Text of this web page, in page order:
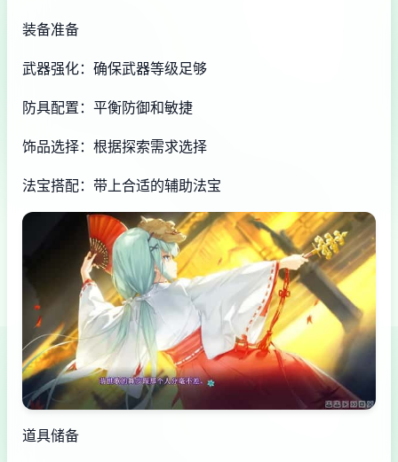
装备准备
武器强化：确保武器等级足够
防具配置：平衡防御和敏捷
饰品选择：根据探索需求选择
法宝搭配：带上合适的辅助法宝
道具储备